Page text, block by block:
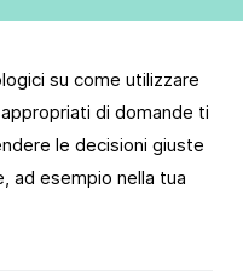
su come utilizzare
di domande ti
le decisioni giuste
ad esempio nella tua